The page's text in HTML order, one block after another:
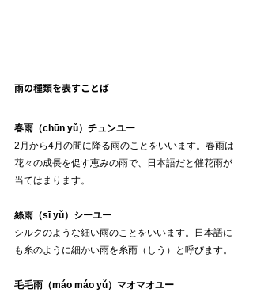
雨の種類を表すことば
春雨（chūn yǔ）チュンユー
2月から4月の間に降る雨のことをいいます。春雨は
花々の成長を促す恵みの雨で、日本語だと催花雨が
当てはまります。
絲雨（sī yǔ）シーユー
シルクのような細い雨のことをいいます。日本語に
も糸のように細かい雨を糸雨（しう）と呼びます。
毛毛雨（máo máo yǔ）マオマオユー